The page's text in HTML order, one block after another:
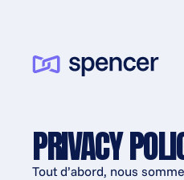
PRIVACY
Tout d’abord, nous